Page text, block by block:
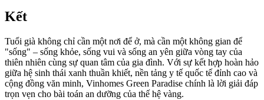
Kết
Tuổi già không chỉ cần một nơi để ở, mà cần một không gian để
"sống" – sống khỏe, sống vui và sống an yên giữa vòng tay của
thiên nhiên cùng sự quan tâm của gia đình. Với sự kết hợp hoàn hảo
giữa hệ sinh thái xanh thuần khiết, nền tảng y tế quốc tế đỉnh cao và
cộng đồng văn minh, Vinhomes Green Paradise chính là lời giải đáp
trọn vẹn cho bài toán an dưỡng của thế hệ vàng.